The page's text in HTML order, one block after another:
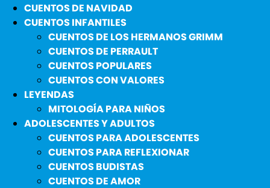
CUENTOS DE NAVIDAD
CUENTOS INFANTILES
CUENTOS DE LOS HERMANOS GRIMM
CUENTOS DE PERRAULT
CUENTOS POPULARES
CUENTOS CON VALORES
LEYENDAS
MITOLOGÍA PARA NIÑOS
ADOLESCENTES Y ADULTOS
CUENTOS PARA ADOLESCENTES
CUENTOS PARA REFLEXIONAR
CUENTOS BUDISTAS
CUENTOS DE AMOR